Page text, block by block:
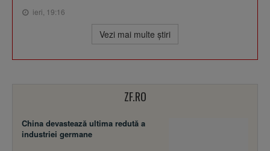
ieri, 19:16
Vezi mai multe ştiri
ZF.RO
China devastează ultima redută a
industriei germane